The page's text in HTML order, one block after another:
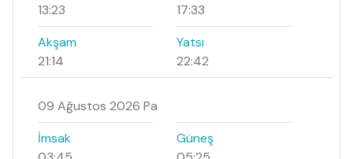
13:23
17:33
Akşam
21:14
Yatsı
22:42
09 Ağustos 2026 Pa
İmsak
Güneş